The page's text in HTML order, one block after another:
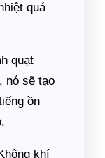
quá
quạt
nó sẽ tạo
ồn
Không khí